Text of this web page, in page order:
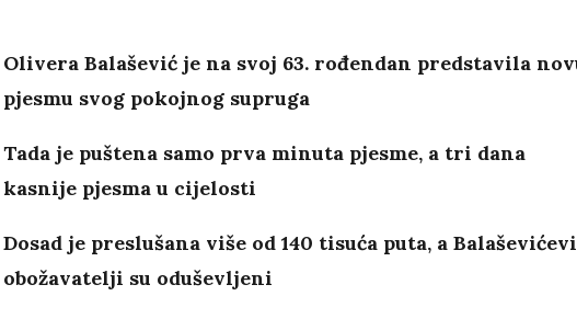
Olivera Balašević je na svoj 63. rođendan predstavila
pjesmu svog pokojnog supruga
Tada je puštena samo prva minuta pjesme, a tri dana
kasnije pjesma u cijelosti
Dosad je preslušana više od 140 tisuća puta, a Balaševićevi
obožavatelji su oduševljeni